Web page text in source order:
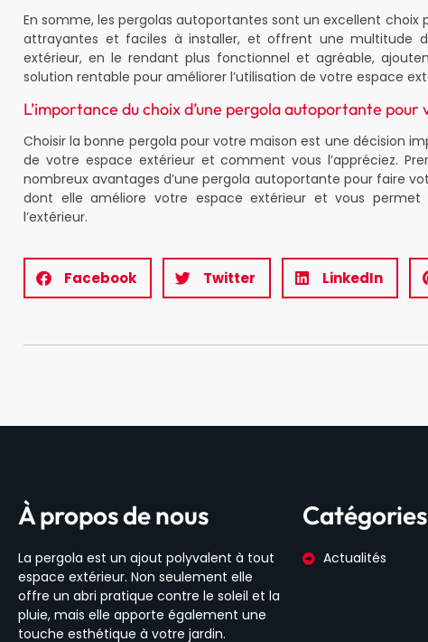
En somme, les pergolas autoportantes sont un excellent
attrayantes et faciles à installer, et offrent une multitude
extérieur, en le rendant plus fonctionnel et agréable,
solution rentable pour améliorer l’utilisation de votre espace
L’importance du choix d’une pergola autoportante pour
Choisir la bonne pergola pour votre maison est une décision
de votre espace extérieur et comment vous l’appréciez.
nombreux avantages d’une pergola autoportante pour faire
dont elle améliore votre espace extérieur et vous
l’extérieur.
Facebook Twitter LinkedIn
À propos de nous
La pergola est un ajout polyvalent à tout
espace extérieur. Non seulement elle
offre un abri pratique contre le soleil et la
pluie, mais elle apporte également une
touche esthétique à votre jardin.
Catégories
Actualités